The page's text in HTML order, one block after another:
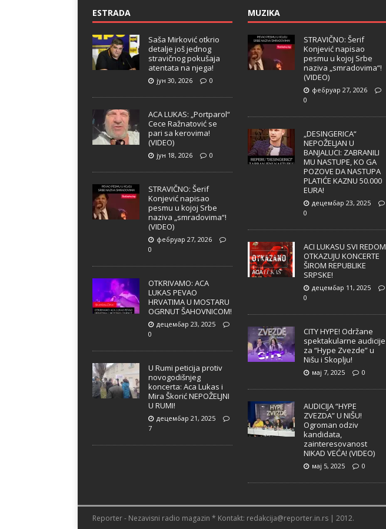
ESTRADA
Saša Mirković otkrio
detalje još jednog
stravičnog pokušaja
atentata na njega!
јун 30, 2026 0
ACA LUKAS: „Portparol“
Cece Ražnatović se
pari sa kerovima!
(VIDEO)
јун 18, 2026 0
STRAVIČNO: Šerif
Konjević napisao
pesmu u kojoj Srbe
naziva „smradovima“!
(VIDEO)
фебруар 27, 2026
0
OTKRIVAMO: ACA
LUKAS PEVAO
HRVATIMA U MOSTARU
OGRNUT ŠAHOVNICOM!
децембар 23, 2025
0
U Rumi peticija protiv
novogodišnjeg
koncerta: Aca Lukas i
Mira Škorić NEPOŽELJNI
U RUMI!
децембар 21, 2025
7
MUZIKA
STRAVIČNO: Šerif
Konjević napisao
pesmu u kojoj Srbe
naziva „smradovima“!
(VIDEO)
фебруар 27, 2026
0
„DESINGERICA“
NEPOŽELJAN U
BANJALUCI: ZABRANILI
MU NASTUPE, KO GA
POZOVE DA NASTUPA
PLATIĆE KAZNU 50.000
EURA!
децембар 23, 2025
0
ACI LUKASU SVI REDOM
OTKAZUJU KONCERTE
ŠIROM REPUBLIKE
SRPSKE!
децембар 11, 2025
0
CITY HYPE! Održane
spektakularne audicije
za “Hype Zvezde” u
Nišu i Skoplju!
мај 7, 2025 0
AUDICIJA “HYPE
ZVEZDA” U NIŠU!
Ogroman odziv
kandidata,
zainteresovanost
NIKAD VEĆA! (VIDEO)
мај 5, 2025 0
Reporter - Nezavisni radio magazin * Kontakt: redakcija@reporter.in.rs | 2012.